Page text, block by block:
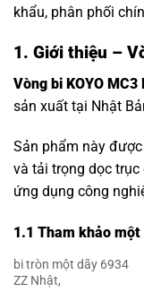
khẩu, phân phối
1. Giới thiệu –
Vòng bi KOYO
sản xuất tại Nhật
Sản phẩm này
và tải trọng dọc
ứng dụng công
1.1 Tham khảo một
bi tròn một dãy 6934
ZZ Nhật,